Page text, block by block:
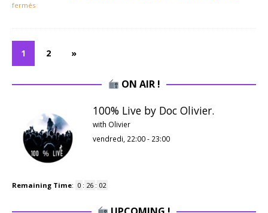
fermés
1 2 »
ON AIR !
100% Live by Doc Olivier.
with Olivier
vendredi, 22:00- 23:00
Remaining Time: 0 : 26 : 02